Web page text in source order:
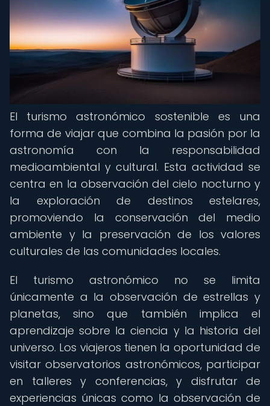
El turismo astronómico sostenible es una
forma de viajar que combina la pasión por la
astronomía con la responsabilidad
medioambiental y cultural. Esta actividad se
centra en la observación del cielo nocturno y
la exploración de destinos estelares,
promoviendo la conservación del medio
ambiente y la preservación de los valores
culturales de las comunidades locales.
El turismo astronómico no se limita
únicamente a la observación de estrellas y
planetas, sino que también implica el
aprendizaje sobre la ciencia y la historia del
universo. Los viajeros tienen la oportunidad de
visitar observatorios astronómicos, participar
en talleres y conferencias, y disfrutar de
experiencias únicas como la observación de